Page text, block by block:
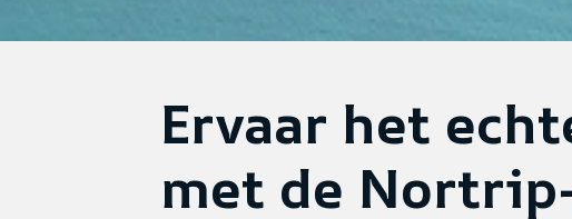
Ervaar het
met de